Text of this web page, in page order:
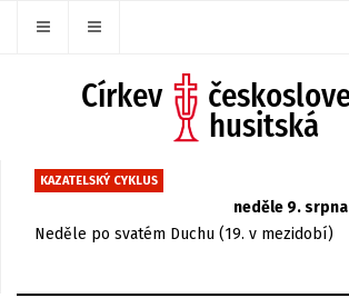
KAZATELSKÝ CYKLUS
neděle 9. srpna
Neděle po svatém Duchu (19. v mezidobí)